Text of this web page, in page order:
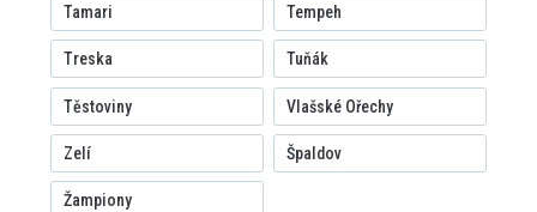
Tamari Tempeh
Treska Tuňák
Těstoviny Vlašské Ořechy
Zelí Špaldov
Žampiony